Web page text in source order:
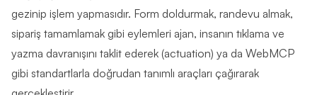
gezinip işlem yapmasıdır. Form doldurmak, randevu almak,
sipariş tamamlamak gibi eylemleri ajan, insanın tıklama ve
yazma davranışını taklit ederek (actuation) ya da WebMCP
gibi standartlarla doğrudan tanımlı araçları çağırarak